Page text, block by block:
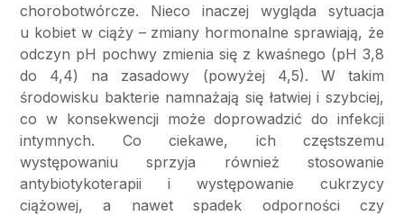
chorobotwórcze. Nieco inaczej wygląda sytuacja
u kobiet w ciąży – zmiany hormonalne sprawiają, że
odczyn pH pochwy zmienia się z kwaśnego (pH 3,8
do 4,4) na zasadowy (powyżej 4,5). W takim
środowisku bakterie namnażają się łatwiej i szybciej,
co w konsekwencji może doprowadzić do infekcji
intymnych. Co ciekawe, ich częstszemu
występowaniu sprzyja również stosowanie
antybiotykoterapii i występowanie cukrzycy
ciążowej, a nawet spadek odporności czy